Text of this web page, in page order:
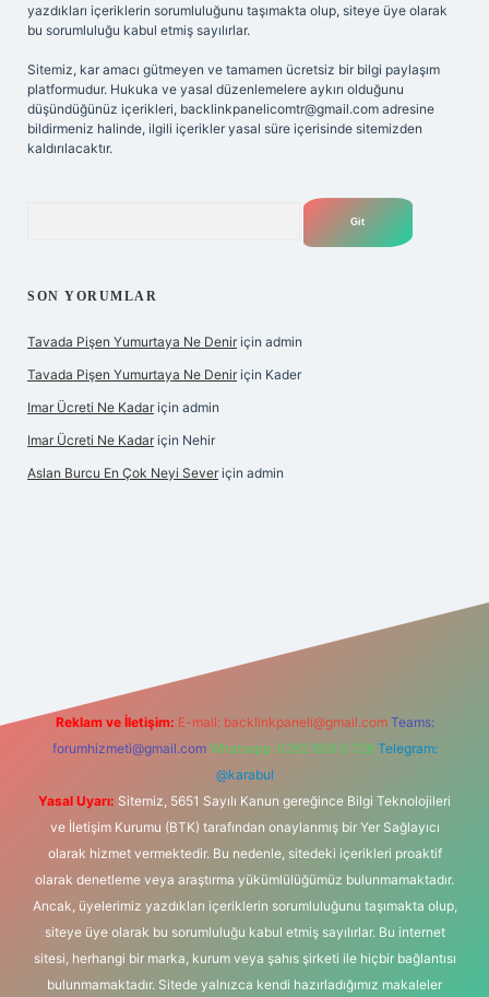
yazdıkları içeriklerin sorumluluğunu taşımakta olup, siteye üye olarak
bu sorumluluğu kabul etmiş sayılırlar.
Sitemiz, kar amacı gütmeyen ve tamamen ücretsiz bir bilgi paylaşım
platformudur. Hukuka ve yasal düzenlemelere aykırı olduğunu
düşündüğünüz içerikleri, backlinkpanelicomtr@gmail.com adresine
bildirmeniz halinde, ilgili içerikler yasal süre içerisinde sitemizden
kaldırılacaktır.
SON YORUMLAR
Tavada Pişen Yumurtaya Ne Denir için admin
Tavada Pişen Yumurtaya Ne Denir için Kader
Imar Ücreti Ne Kadar için admin
Imar Ücreti Ne Kadar için Nehir
Aslan Burcu En Çok Neyi Sever için admin
Reklam ve İletişim: E-mail: backlinkpaneli@gmail.com Teams:
forumhizmeti@gmail.com Whatsapp: 0262 606 0 726 Telegram:
@karabul
Yasal Uyarı: Sitemiz, 5651 Sayılı Kanun gereğince Bilgi Teknolojileri
ve İletişim Kurumu (BTK) tarafından onaylanmış bir Yer Sağlayıcı
olarak hizmet vermektedir. Bu nedenle, sitedeki içerikleri proaktif
olarak denetleme veya araştırma yükümlülüğümüz bulunmamaktadır.
Ancak, üyelerimiz yazdıkları içeriklerin sorumluluğunu taşımakta olup,
siteye üye olarak bu sorumluluğu kabul etmiş sayılırlar. Bu internet
sitesi, herhangi bir marka, kurum veya şahıs şirketi ile hiçbir bağlantısı
bulunmamaktadır. Sitede yalnızca kendi hazırladığımız makaleler